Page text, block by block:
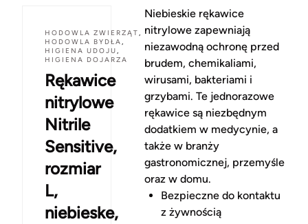
HODOWLA ZWIERZĄT,
HODOWLA BYDŁA,
HIGIENA UDOJU,
HIGIENA DOJARZA
Rękawice
nitrylowe
Nitrile
Sensitive,
rozmiar
L,
niebieske,
Niebieskie rękawice
nitrylowe zapewniają
niezawodną ochronę przed
brudem, chemikaliami,
wirusami, bakteriami i
grzybami. Te jednorazowe
rękawice są niezbędnym
dodatkiem w medycynie, a
także w branży
gastronomicznej, przemyśle
oraz w domu.
Bezpieczne do kontaktu
z żywnością